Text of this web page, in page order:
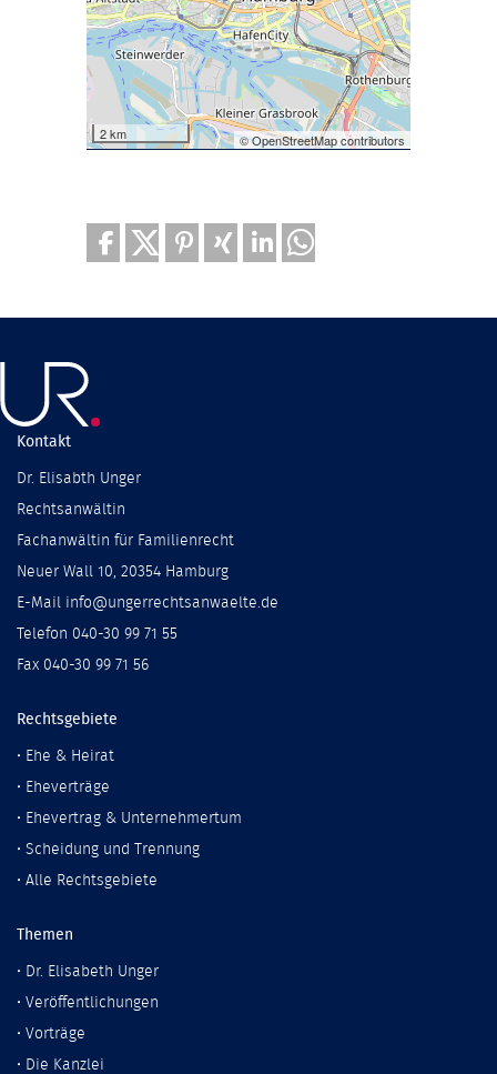
2 km © OpenStreetMap contributors
Kontakt
Dr. Elisabth Unger
Rechtsanwältin
Fachanwältin für Familienrecht
Neuer Wall 10, 20354 Hamburg
E-Mail info@ungerrechtsanwaelte.de
Telefon 040-30 99 71 55
Fax 040-30 99 71 56
Rechtsgebiete
• Ehe & Heirat
• Eheverträge
• Ehevertrag & Unternehmertum
• Scheidung und Trennung
• Alle Rechtsgebiete
Themen
• Dr. Elisabeth Unger
• Veröffentlichungen
• Vorträge
• Die Kanzlei